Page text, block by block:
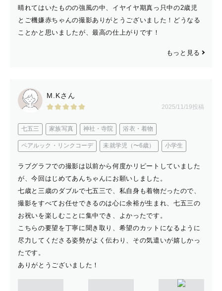
晴れてはいたものの強風の中、イヤイヤ期真っ只中の2歳児
とご機嫌赤ちゃんの撮影ありがとうございました！どうなる
ことかと思いましたが、最高の仕上がりです！
もっと見る
M.Kさん
2025/11/19投稿
七五三 家族写真 神社・寺院 浴衣・着物
ペアルック・リンクコーデ 未就学児（〜6歳） 小学生
ラブグラフでの撮影は以前から何度かリピートしていました
が、今回はじめてあんちゃんにお願いしました。
七歳と三歳のダブルで七五三で、私自身も着物だったので、
撮影をすべてお任せできるのは心に余裕が生まれ、七五三の
お祝いを楽しむことに集中でき、よかったです。
こちらの要望を丁寧に聞き取り、希望のカットになるように
尽力してくださる姿勢がよく伝わり、その気遣いが嬉しかっ
たです。
ありがとうございました！